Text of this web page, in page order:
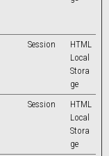
Session
HTML
Local
Stora
ge
Session
HTML
Local
Stora
ge